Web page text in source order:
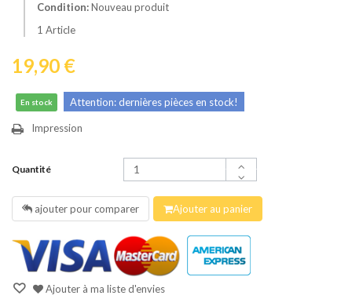
Condition:Nouveau produit
1 Article
19,90 €
En stock Attention: dernières pièces en stock!
Impression
Quantité
ajouter pour comparer Ajouter au panier
Ajouter à ma liste d'envies